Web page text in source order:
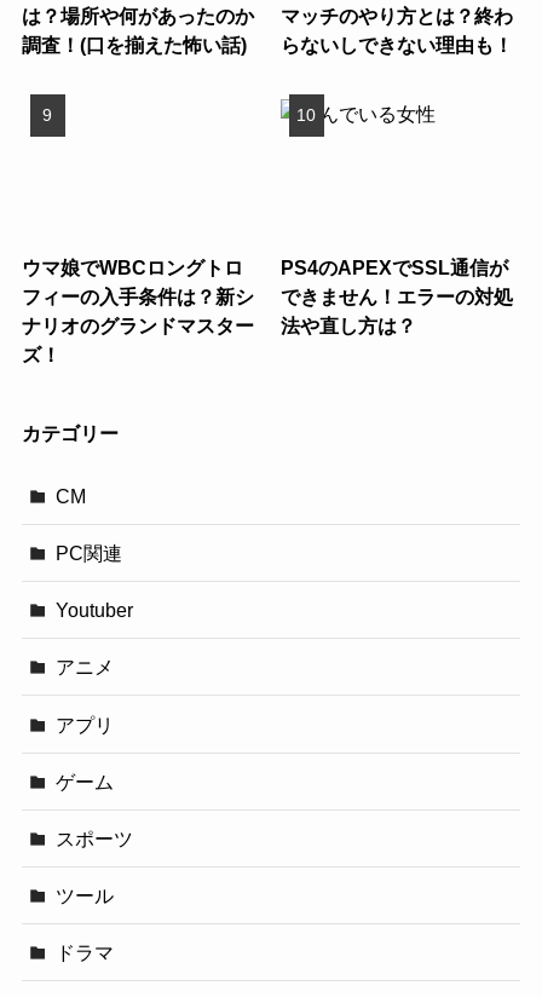
は？場所や何があったのか
調査！(口を揃えた怖い話)
マッチのやり方とは？終わ
らないしできない理由も！
ウマ娘でWBCロングトロ
フィーの入手条件は？新シ
ナリオのグランドマスター
ズ！
PS4のAPEXでSSL通信が
できません！エラーの対処
法や直し方は？
カテゴリー
CM
PC関連
Youtuber
アニメ
アプリ
ゲーム
スポーツ
ツール
ドラマ